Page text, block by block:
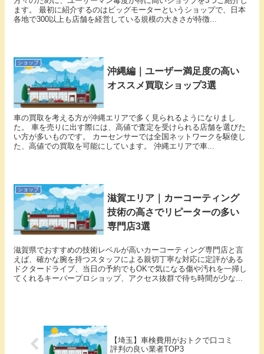
ます。 最初に紹介するのはビッグモーターというショップで、日本
各地で300以上も店舗を経営している規模の大きさが特徴...
ショップ
沖縄編｜ユーザー満足度の高い
オススメ買取ショップ3選
車の買取を考える方が沖縄エリアで多く見られるようになりまし
た。 車を売りに出す際には、高値で査定を受けられる店舗を選びた
い方が多いものです。 カーセンサーでは全国ネットワークを駆使し
た、高値での買取を可能にしています。 沖縄エリアで車...
ショップ
滋賀エリア｜カーコーティング
技術の高さでリピーターの多い
専門店3選
滋賀県でおすすめの技術レベルが高いカーコーティング専門店と言
えば、確かな腕を持つスタッフによる親切丁寧な対応に定評がある
ドクタードライブ、当日の予約でもOKで気になる傷や汚れを一掃し
てくれるキーパープロショップ、アクセス抜群で待ち時間が少な...
【埼玉】車検費用がおトクで口コミ
評判の良い業者TOP3